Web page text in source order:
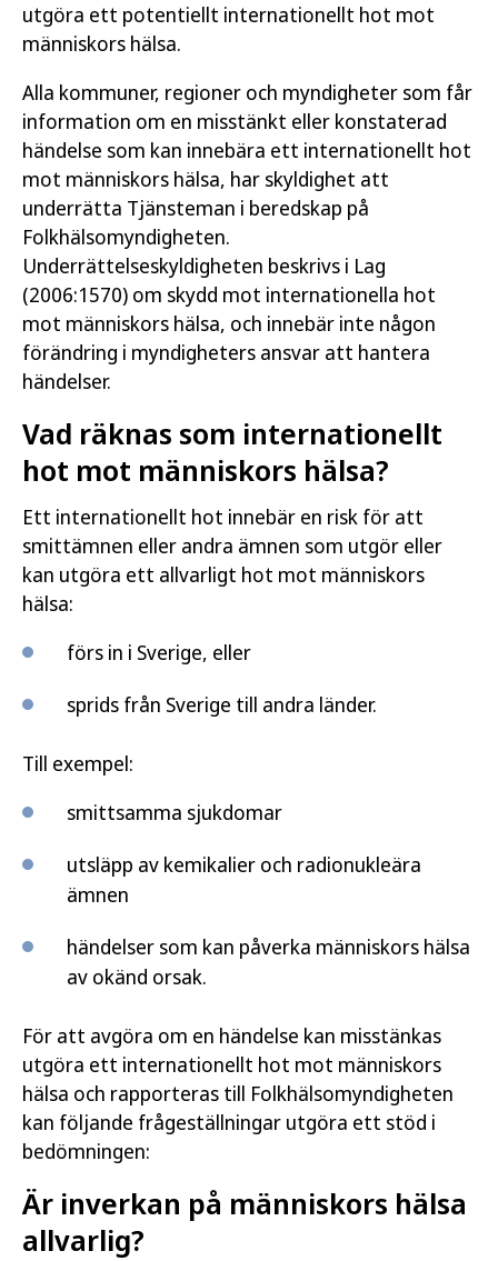
utgöra ett potentiellt internationellt hot mot
människors hälsa.
Alla kommuner, regioner och myndigheter som får
information om en misstänkt eller konstaterad
händelse som kan innebära ett internationellt hot
mot människors hälsa, har skyldighet att
underrätta Tjänsteman i beredskap på
Folkhälsomyndigheten.
Underrättelseskyldigheten beskrivs i Lag
(2006:1570) om skydd mot internationella hot
mot människors hälsa, och innebär inte någon
förändring i myndigheters ansvar att hantera
händelser.
Vad räknas som internationellt
hot mot människors hälsa?
Ett internationellt hot innebär en risk för att
smittämnen eller andra ämnen som utgör eller
kan utgöra ett allvarligt hot mot människors
hälsa:
förs in i Sverige, eller
sprids från Sverige till andra länder.
Till exempel:
smittsamma sjukdomar
utsläpp av kemikalier och radionukleära
ämnen
händelser som kan påverka människors hälsa
av okänd orsak.
För att avgöra om en händelse kan misstänkas
utgöra ett internationellt hot mot människors
hälsa och rapporteras till Folkhälsomyndigheten
kan följande frågeställningar utgöra ett stöd i
bedömningen:
Är inverkan på människors hälsa
allvarlig?